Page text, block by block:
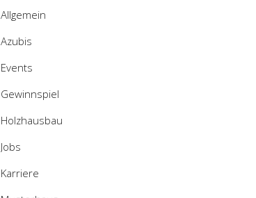
Allgemein
Azubis
Events
Gewinnspiel
Holzhausbau
Jobs
Karriere